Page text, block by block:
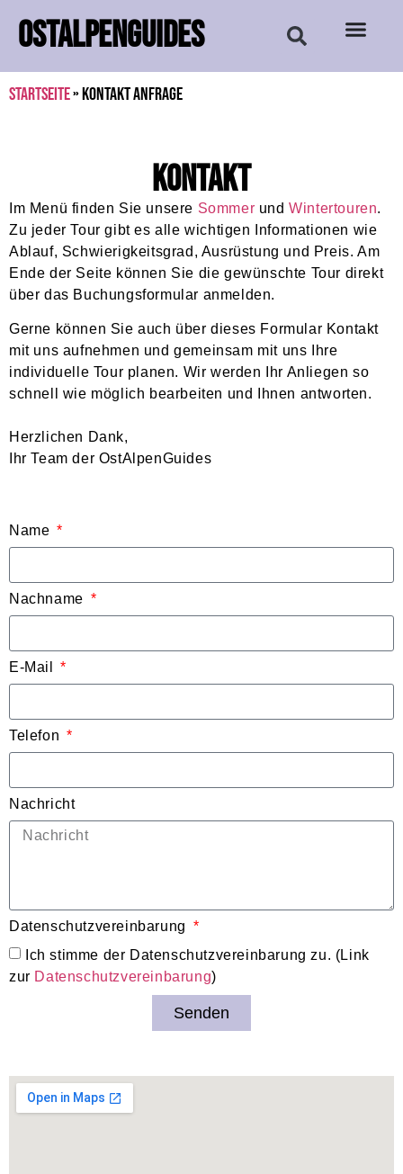
OSTALPENGUIDES
Startseite»Kontakt Anfrage
Kontakt
Im Menü finden Sie unsere Sommer undWintertouren.
Zu jeder Tour gibt es alle wichtigen Informationen wie
Ablauf, Schwierigkeitsgrad, Ausrüstung und Preis. Am
Ende der Seite können Sie die gewünschte Tour direkt
über das Buchungsformular anmelden.
Gerne können Sie auch über dieses Formular Kontakt
mit uns aufnehmen und gemeinsam mit uns Ihre
individuelle Tour planen. Wir werden Ihr Anliegen so
schnell wie möglich bearbeiten und Ihnen antworten.
Herzlichen Dank,
Ihr Team der OstAlpenGuides
Name
Nachname
E-Mail
Telefon
Nachricht
Datenschutzvereinbarung
Ich stimme der Datenschutzvereinbarung zu. (Link
zur Datenschutzvereinbarung)
Senden